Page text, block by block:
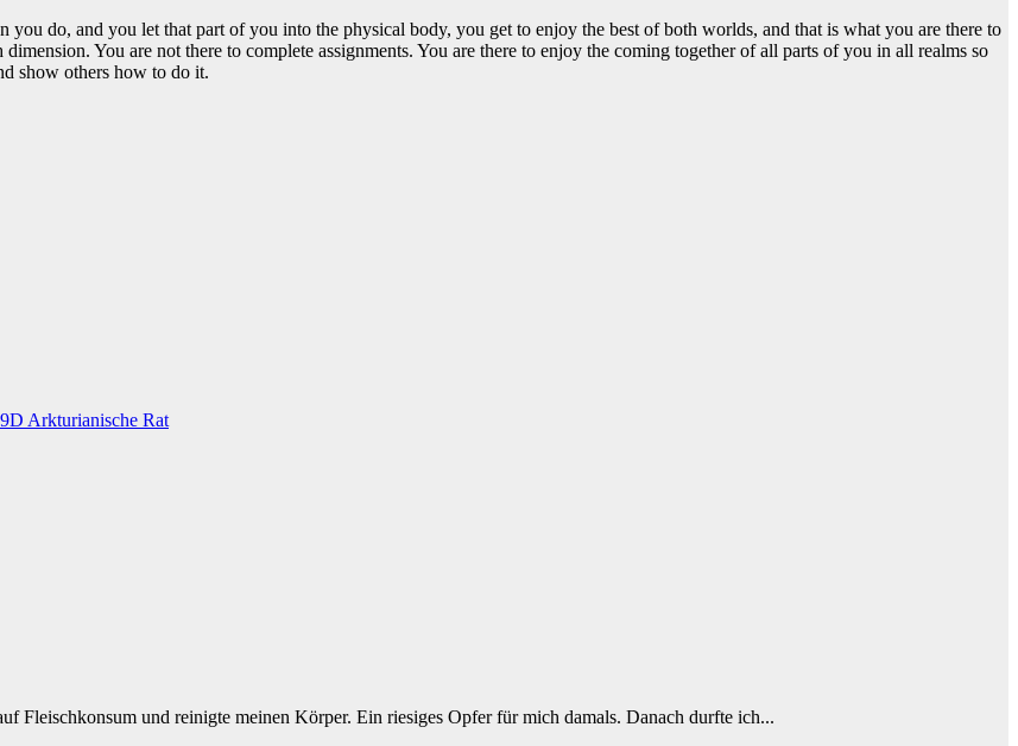
do, and you let that part of you into the physical body, you get to enjoy the best of both worlds, and that is what you are there to
You are not there to complete assignments. You are there to enjoy the coming together of all parts of you in all realms so
show others how to do it.
Arkturianische Rat
Fleischkonsum und reinigte meinen Körper. Ein riesiges Opfer für mich damals. Danach durfte ich...